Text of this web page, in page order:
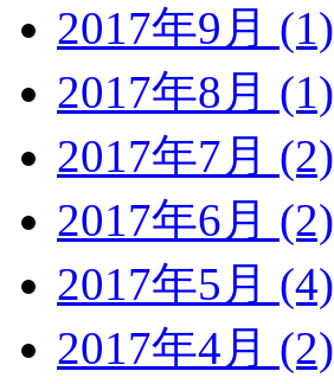
2017年9月 (1)
2017年8月 (1)
2017年7月 (2)
2017年6月 (2)
2017年5月 (4)
2017年4月 (2)